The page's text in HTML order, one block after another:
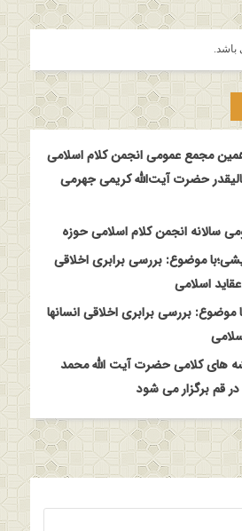
مجمع عمومی انجمن کلام اسلامی
حضرت آیت‌الله کریمی جهرمی
سالانه انجمن کلام اسلامی حوزه
موضوع: بررسی برابری اخلاقی
اسلامی
موضوع: بررسی برابری اخلاقی انسانها
های کلامی حضرت آیت الله محمد
قم برگزار می شود